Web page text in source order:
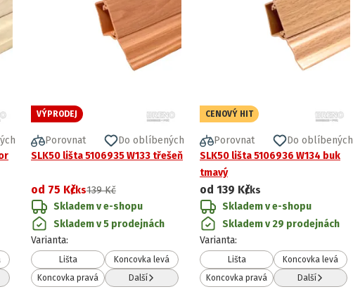
VÝPRODEJ
Porovnat
Do oblíbených
SLK50 lišta 5106935 W133 třešeň
od 75 Kč/ks139 Kč
Skladem v e-shopu
Skladem v 5 prodejnách
Varianta:
Lišta
Koncovka levá
Koncovka pravá
Další
CENOVÝ HIT
Porovnat
Do oblíbených
SLK50 lišta 5106936 W134 buk
tmavý
od 139 Kč/ks
Skladem v e-shopu
Skladem v 29 prodejnách
Varianta:
Lišta
Koncovka levá
Koncovka pravá
Další